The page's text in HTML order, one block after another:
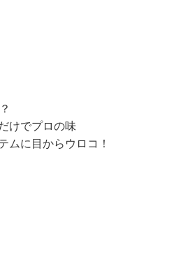
けでプロの味
ムに目からウロコ！